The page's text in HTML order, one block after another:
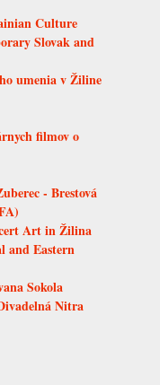
Culture
Slovak and
umenia v Žiline
filmov o
- Brestová
Art in Žilina
and Eastern
Sokola
Nitra